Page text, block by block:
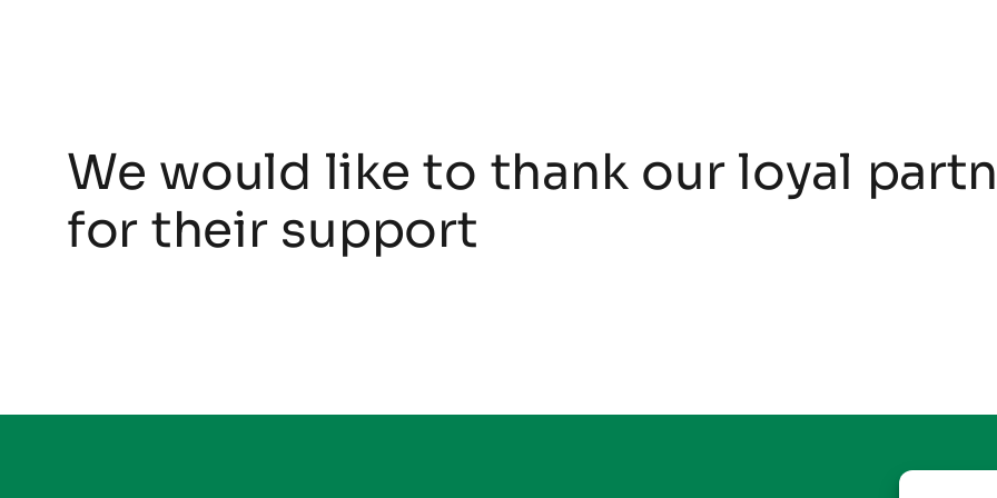
We would like to thank our loyal
for their support